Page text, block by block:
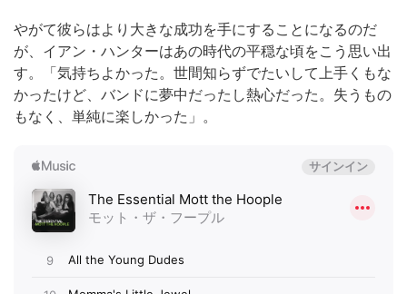
やがて彼らはより大きな成功を手にすることになるのだ
が、イアン・ハンターはあの時代の平穏な頃をこう思い出
す。「気持ちよかった。世間知らずでたいして上手くもな
かったけど、バンドに夢中だったし熱心だった。失うもの
もなく、単純に楽しかった」。